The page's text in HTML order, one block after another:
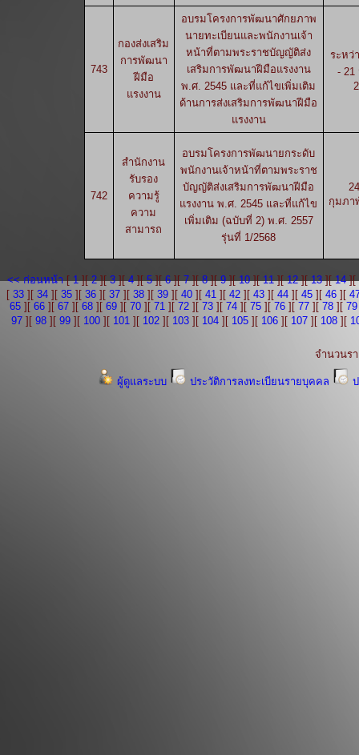
743
กองส่งเสริม
การพัฒนา
ฝีมือ
แรงงาน
อบรมโครงการพัฒนาศักยภาพ
นายทะเบียนและพนักงานเจ้า
หน้าที่ตามพระราชบัญญัติส่ง
เสริมการพัฒนาฝีมือแรงงาน
พ.ศ. 2545 และที่แก้ไขเพิ่มเติม
ด้านการส่งเสริมการพัฒนาฝีมือ
แรงงาน
ระหว่
-
742
สำนักงาน
รับรอง
ความรู้
ความ
สามารถ
อบรมโครงการพัฒนายกระดับ
พนักงานเจ้าหน้าที่ตามพระราช
บัญญัติส่งเสริมการพัฒนาฝีมือ
แรงงาน พ.ศ. 2545 และที่แก้ไข
เพิ่มเติม (ฉบับที่ 2) พ.ศ. 2557
รุ่นที่ 1/2568
กุมภา
<< ก่อนหน้า[1][2][3][4][5][6][7][8][9][10][11][12][13][14][
[ 33 ][ 34 ][ 35 ][ 36 ][ 37 ][ 38 ][ 39 ][ 40 ][ 41 ][ 42 ][ 43 ][ 44 ][ 45 ][ 46 ][
65 ][ 66 ][ 67 ][ 68 ][ 69 ][ 70 ][ 71 ][ 72 ][ 73 ][ 74 ][ 75 ][ 76 ][ 77 ][ 78 ][ 79
97][ 98][ 99][ 100][ 101][ 102][ 103][ 104][ 105][ 106][ 107][ 108][
จำนวนร
ผู้ดูแลระบบ ประวัติการลงทะเบียนรายบุคคล